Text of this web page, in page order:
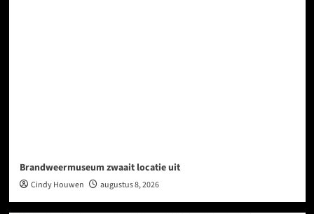
Brandweermuseum zwaait locatie uit
Cindy Houwen augustus 8, 2026